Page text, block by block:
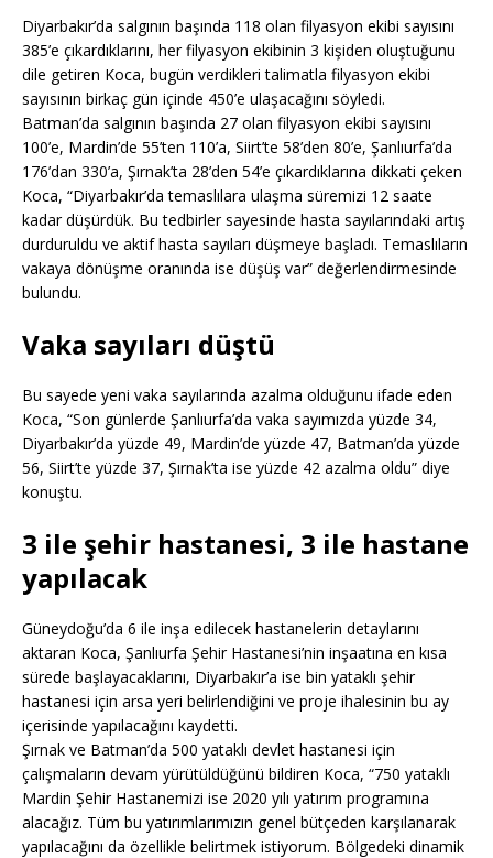
Diyarbakır’da salgının başında 118 olan filyasyon ekibi sayısını
385’e çıkardıklarını, her filyasyon ekibinin 3 kişiden oluştuğunu
dile getiren Koca, bugün verdikleri talimatla filyasyon ekibi
sayısının birkaç gün içinde 450’e ulaşacağını söyledi.
Batman’da salgının başında 27 olan filyasyon ekibi sayısını
100’e, Mardin’de 55’ten 110’a, Siirt’te 58’den 80’e, Şanlıurfa’da
176’dan 330’a, Şırnak’ta 28’den 54’e çıkardıklarına dikkati çeken
Koca, “Diyarbakır’da temaslılara ulaşma süremizi 12 saate
kadar düşürdük. Bu tedbirler sayesinde hasta sayılarındaki artış
durduruldu ve aktif hasta sayıları düşmeye başladı. Temaslıların
vakaya dönüşme oranında ise düşüş var” değerlendirmesinde
bulundu.
Vaka sayıları düştü
Bu sayede yeni vaka sayılarında azalma olduğunu ifade eden
Koca, “Son günlerde Şanlıurfa’da vaka sayımızda yüzde 34,
Diyarbakır’da yüzde 49, Mardin’de yüzde 47, Batman’da yüzde
56, Siirt’te yüzde 37, Şırnak’ta ise yüzde 42 azalma oldu” diye
konuştu.
3 ile şehir hastanesi, 3 ile hastane
yapılacak
Güneydoğu’da 6 ile inşa edilecek hastanelerin detaylarını
aktaran Koca, Şanlıurfa Şehir Hastanesi’nin inşaatına en kısa
sürede başlayacaklarını, Diyarbakır’a ise bin yataklı şehir
hastanesi için arsa yeri belirlendiğini ve proje ihalesinin bu ay
içerisinde yapılacağını kaydetti.
Şırnak ve Batman’da 500 yataklı devlet hastanesi için
çalışmaların devam yürütüldüğünü bildiren Koca, “750 yataklı
Mardin Şehir Hastanemizi ise 2020 yılı yatırım programına
alacağız. Tüm bu yatırımlarımızın genel bütçeden karşılanarak
yapılacağını da özellikle belirtmek istiyorum. Bölgedeki dinamik